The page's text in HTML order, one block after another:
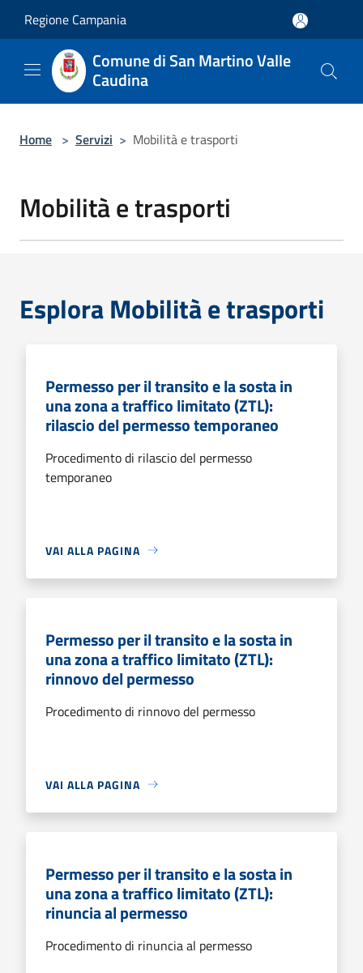
Regione Campania
Comune di San Martino Valle
Caudina
Home > Servizi > Mobilità e trasporti
Mobilità e trasporti
Esplora Mobilità e trasporti
Permesso per il transito e la sosta in
una zona a traffico limitato (ZTL):
rilascio del permesso temporaneo
Procedimento di rilascio del permesso
temporaneo
VAI ALLA PAGINA
Permesso per il transito e la sosta in
una zona a traffico limitato (ZTL):
rinnovo del permesso
Procedimento di rinnovo del permesso
VAI ALLA PAGINA
Permesso per il transito e la sosta in
una zona a traffico limitato (ZTL):
rinuncia al permesso
Procedimento di rinuncia al permesso